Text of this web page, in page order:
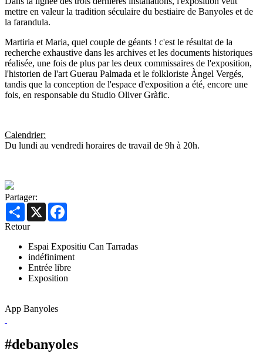
mettre en valeur la tradition séculaire du bestiaire de Banyoles et de
la farandula.
Martiria et Maria, quel couple de géants ! c'est le résultat de la
recherche exhaustive dans les archives et les documents historiques
réalisée, une fois de plus par les deux commissaires de l'exposition,
l'historien de l'art Guerau Palmada et le folkloriste Àngel Vergés,
tandis que la conception de l'espace d'exposition a été, encore une
fois, en responsable du Studio Oliver Gràfic.
Calendrier:
Du lundi au vendredi horaires de travail de 9h à 20h.
Partager:
Share X
Retour
Espai Expositiu Can Tarradas
indéfiniment
Entrée libre
Exposition
App Banyoles
#debanyoles